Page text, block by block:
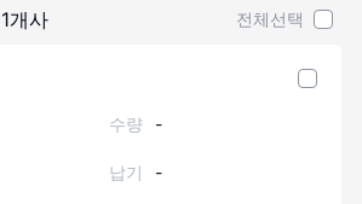
1개사 전체선택
수량 -
납기 -